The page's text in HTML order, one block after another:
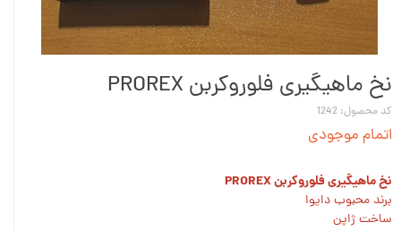
نخ ماهیگیری فلوروکربن PROREX
کد محصول: 1242
اتمام موجودی
نخ ماهیگیری فلوروکربن PROREX
برند محبوب دایوا
ساخت ژاپن